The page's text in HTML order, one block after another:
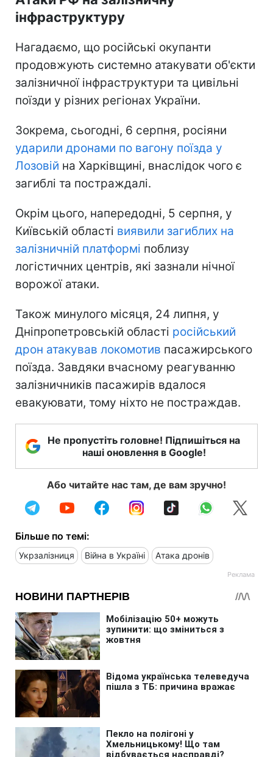
інфраструктуру
Нагадаємо, що російські окупанти
продовжують системно атакувати об'єкти
залізничної інфраструктури та цивільні
поїзди у різних регіонах України.
Зокрема, сьогодні, 6 серпня, росіяни
ударили дронами по вагону поїзда у
Лозовій на Харківщині, внаслідок чого є
загиблі та постраждалі.
Окрім цього, напередодні, 5 серпня, у
Київській області виявили загиблих на
залізничній платформі поблизу
логістичних центрів, які зазнали нічної
ворожої атаки.
Також минулого місяця, 24 липня, у
Дніпропетровській області російський
дрон атакував локомотив пасажирського
поїзда. Завдяки вчасному реагуванню
залізничників пасажирів вдалося
евакуювати, тому ніхто не постраждав.
Не пропустіть головне! Підпишіться на
наші оновлення в Google!
Або читайте нас там, де вам зручно!
Більше по темі:
Укрзалізниця Війна в Україні Атака дронів